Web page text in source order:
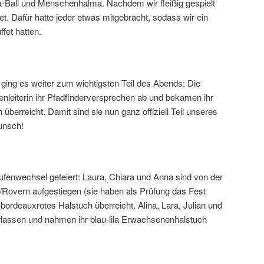
Ball und Menschenhalma. Nachdem wir fleißig gespielt
Dafür hatte jeder etwas mitgebracht, sodass wir ein
hatten.
es weiter zum wichtigsten Teil des Abends: Die
ihr Pfadfinderversprechen ab und bekamen ihr
Damit sind sie nun ganz offiziell Teil unseres
gefeiert: Laura, Chiara und Anna sind von der
aufgestiegen (sie haben als Prüfung das Fest
Halstuch überreicht. Alina, Lara, Julian und
und nahmen ihr blau-lila Erwachsenenhalstuch